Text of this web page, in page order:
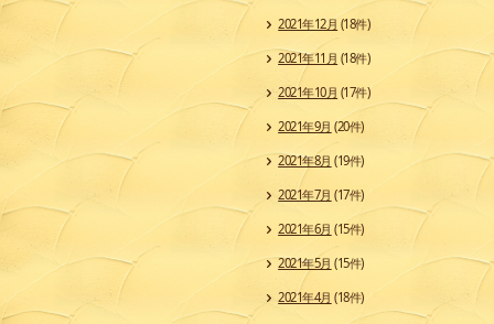
2021年12月 (18件)
2021年11月 (18件)
2021年10月 (17件)
2021年9月(20件)
2021年8月 (19件)
2021年7月 (17件)
2021年6月 (15件)
2021年5月 (15件)
2021年4月 (18件)